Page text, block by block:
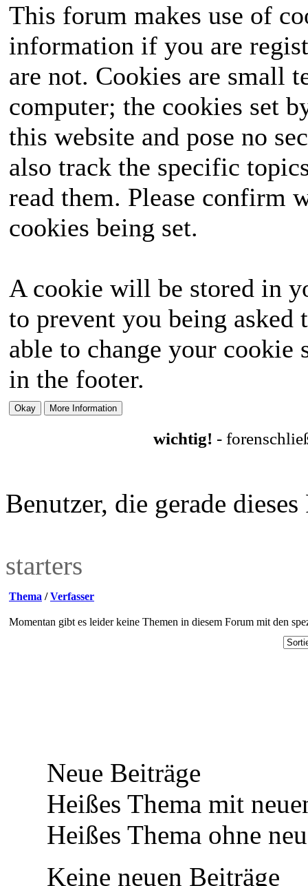
This forum makes use of
information if you are
are not. Cookies are small
computer; the cookies set
this website and pose no
also track the specific
read them. Please confirm
cookies being set.
A cookie will be stored in
to prevent you being
able to change your
in the footer.
wichtig! -
Benutzer, die gerade
starters
Thema /Verfasser
Momentan gibt es leider keine Themen in diesem Forum mit den
Neue Beiträge
Heißes Thema mit
Heißes Thema ohne
Keine neuen Beiträge